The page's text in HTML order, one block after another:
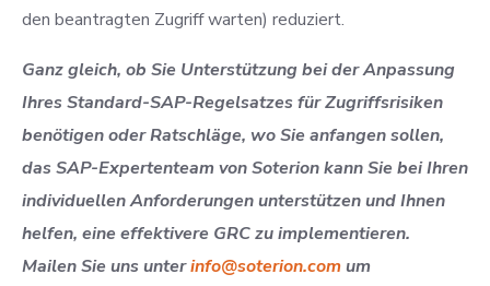
den beantragten Zugriff warten) reduziert.
Ganz gleich, ob Sie Unterstützung bei der Anpassung
Ihres Standard-SAP-Regelsatzes für Zugriffsrisiken
benötigen oder Ratschläge, wo Sie anfangen sollen,
das SAP-Expertenteam von Soterion kann Sie bei Ihren
individuellen Anforderungen unterstützen und Ihnen
helfen, eine effektivere GRC zu implementieren.
Mailen Sie uns unterinfo@soterion.comum